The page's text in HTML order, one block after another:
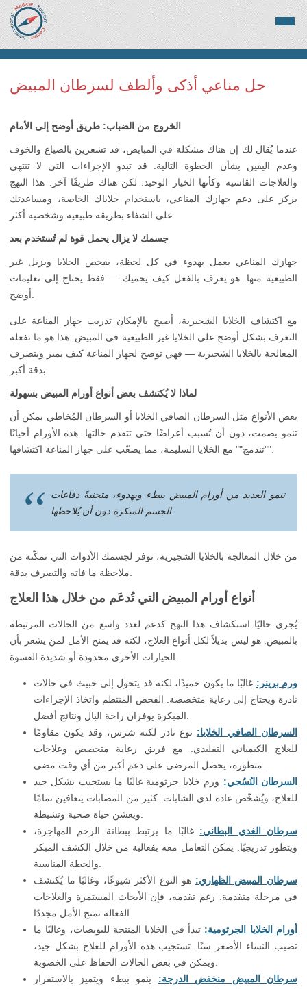
حل مناعي أذكى وألطف لسرطان المبيض
الخروج من الضباب: طريق أوضح إلى الأمام
عندما يُقال لك إن هناك مشكلة في المبايض، قد تشعرين بالضياع والخوف
وعدم اليقين بشأن الخطوة التالية. قد تبدو الإجراءات التي لا تنتهي
والعلاجات القاسية وكأنها الخيار الوحيد. لكن هناك طريقًا آخر. هذا النهج
يركز على دعم جهازك المناعي، باستخدام خلاياك الخاصة، ومساعدتك
جسمك لا يزال يحمل قوة لم تُستخدم بعد
جهازك المناعي يعمل بهدوء في كل لحظة، يفحص الخلايا ويزيل غير
الطبيعية منها. هو يعرف بالفعل كيف يحميك — فقط يحتاج إلى تعليمات
مع اكتشاف الخلايا الشجيرية، أصبح بالإمكان تدريب جهاز المناعة على
التعرف بشكل أوضح على الخلايا غير الطبيعية في المبيض. هذا هو ما تفعله
المعالجة بالخلايا الشجيرية — فهي توضح لجهاز المناعة كيف يميز ويتصرف
لماذا لا يُكتشف بعض أنواع أورام المبيض بسهولة
بعض الأنواع مثل السرطان الصافي الخلايا أو السرطان المُخاطي يمكن أن
تنمو بصمت، دون أن تُسبب أعراضًا حتى تتقدم حالتها. هذه الأورام أحيانًا
تنمو العديد من أورام المبيض ببطء وبهدوء، متجنبةً دفاعات
الجسم المبكرة دون أن يُلاحظها.
من خلال المعالجة بالخلايا الشجيرية، نوفر لجسمك الأدوات التي تمكّنه من
أنواع أورام المبيض التي تُدعَم من خلال هذا العلاج
يُجرى حاليًا استكشاف هذا النهج كدعم لعدد واسع من الحالات المرتبطة
بالمبيض. هو ليس بديلاً لكل أنواع العلاج، لكنه قد يمنح الأمل لمن يشعر بأن
ورم برينر: غالبًا ما يكون حميدًا، لكنه قد يتحول إلى خبيث في حالات
نادرة ويحتاج إلى رعاية متخصصة. الفحص المنتظم واتخاذ الإجراءات
السرطان الصافي الخلايا: نوع نادر لكنه شرس، وقد يكون مقاومًا
للعلاج الكيميائي التقليدي. مع فريق رعاية متخصص وعلاجات
السرطان النُسُجي: ورم خلايا جرثومية غالبًا ما يستجيب بشكل جيد
للعلاج، ويُشخّص عادة لدى الشابات. كثير من المصابات يتعافين تمامًا
سرطان الغدي البطاني: غالبًا ما يرتبط ببطانة الرحم المهاجرة،
ويتطور تدريجيًا. يمكن التعامل معه بفعالية من خلال الكشف المبكر
سرطان المبيض الظهاري: هو النوع الأكثر شيوعًا، وغالبًا ما يُكتشف
في مرحلة متقدمة. رغم تقدمه، فإن الأبحاث المستمرة والعلاجات
أورام الخلايا الجرثومية: تبدأ في الخلايا المنتجة للبويضات، وغالبًا ما
تصيب النساء الأصغر سنًا. تستجيب هذه الأورام للعلاج بشكل جيد،
سرطان المبيض منخفض الدرجة: ينمو ببطء ويتميز بالاستقرار